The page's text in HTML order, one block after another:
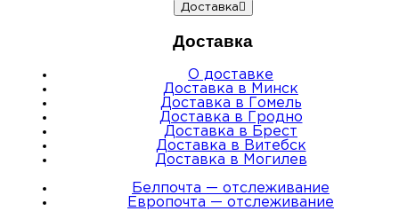
Доставка
Доставка
О доставке
Доставка в Минск
Доставка в Гомель
Доставка в Гродно
Доставка в Брест
Доставка в Витебск
Доставка в Могилев
Белпочта — отслеживание
Европочта — отслеживание